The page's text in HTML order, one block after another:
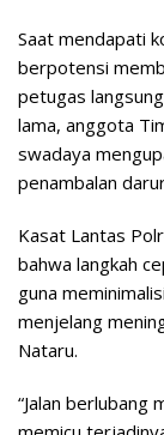
Saat mendapati
berpotensi
petugas
lama, anggota
swadaya
penambalan
Kasat Lantas
bahwa langkah
guna
menjelang
Nataru.
“Jalan berlubang